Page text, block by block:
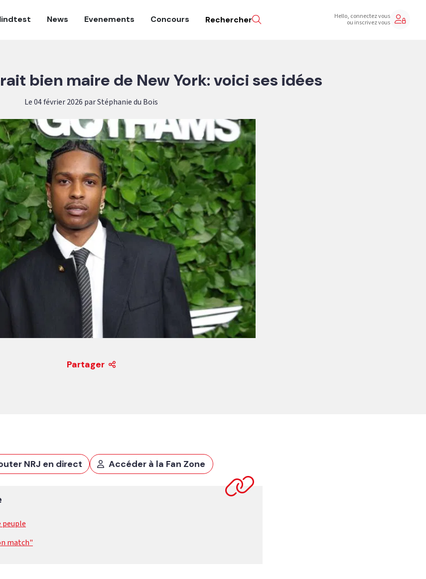
News Evenements Concours Rechercher Hello, connectez vous
ou inscrivez vous
bien maire de New York: voici ses idées
Le 04 février 2026 par Stéphanie du Bois
Partager
NRJ en direct Accéder à la Fan Zone
peuple
match"